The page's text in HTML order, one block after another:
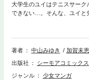
大学生のユイはテニスサー
できない…。そんな、ユイと
と接近する絶好のチャンス!!
著者 中山みゆき
加賀未恵
出版社
シーモアコミックス
ジャンル
少女マンガ